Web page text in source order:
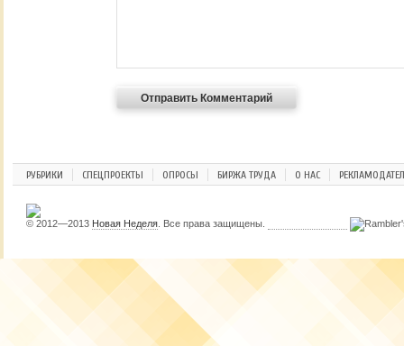
РУБРИКИ СПЕЦПРОЕКТЫ ОПРОСЫ БИРЖА ТРУДА О НАС
© 2012—2013 Новая Неделя . Все права защищены.